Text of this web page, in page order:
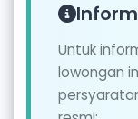
Untuk
lowongan